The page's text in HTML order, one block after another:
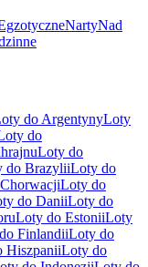
NartyNad
do ArgentynyLoty
do
Loty do
do BrazyliiLoty do
Loty do
do DaniiLoty do
Loty do EstoniiLoty
FinlandiiLoty do
HiszpaniiLoty do